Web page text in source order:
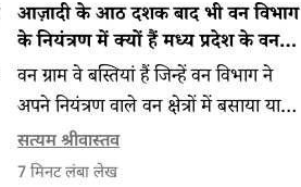
आज़ादी के आठ दशक बाद भी वन विभाग
के नियंत्रण में क्यों हैं मध्य प्रदेश के वन
ग्राम?
वन ग्राम वे बस्तियां हैं जिन्हें वन विभाग ने
अपने नियंत्रण वाले वन क्षेत्रों में बसाया या
अपने प्रशासनिक ढांचे में शामिल किया। इनमें
भूमि, रिकॉर्ड और प्रशासन लंबे समय तक
सत्यम श्रीवास्तव
7 मिनट लंबा लेख